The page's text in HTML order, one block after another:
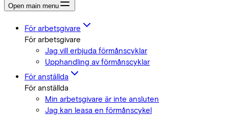
Open main menu
För arbetsgivare
För arbetsgivare
Jag vill erbjuda förmånscyklar
Upphandling av förmånscyklar
För anställda
För anställda
Min arbetsgivare är inte ansluten
Jag kan leasa en förmånscykel